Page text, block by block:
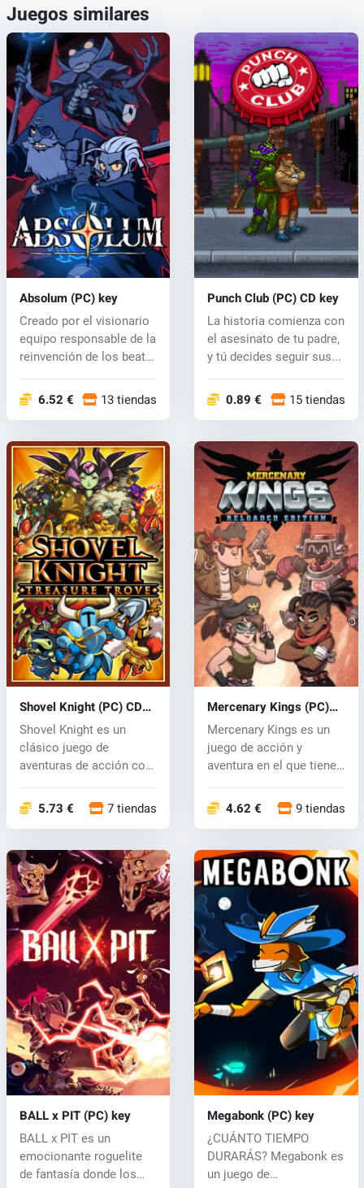
Juegos similares
Absolum (PC) key
Creado por el visionario
equipo responsable de la
reinvención de los beat
6.52 € 13 tiendas
Punch Club (PC) CD key
La historia comienza con
el asesinato de tu padre,
y tú decides seguir sus...
0.89 € 15 tiendas
Shovel Knight (PC) CD
key
Shovel Knight es un
clásico juego de
aventuras de acción con
5.73 € 7 tiendas
Mercenary Kings (PC)
CD key
Mercenary Kings es un
juego de acción y
aventura en el que tienes
4.62 € 9 tiendas
BALL x PIT (PC) key
BALL x PIT es un
emocionante roguelite
de fantasía donde los
Megabonk (PC) key
¿CUÁNTO TIEMPO
DURARÁS? Megabonk es
un juego de